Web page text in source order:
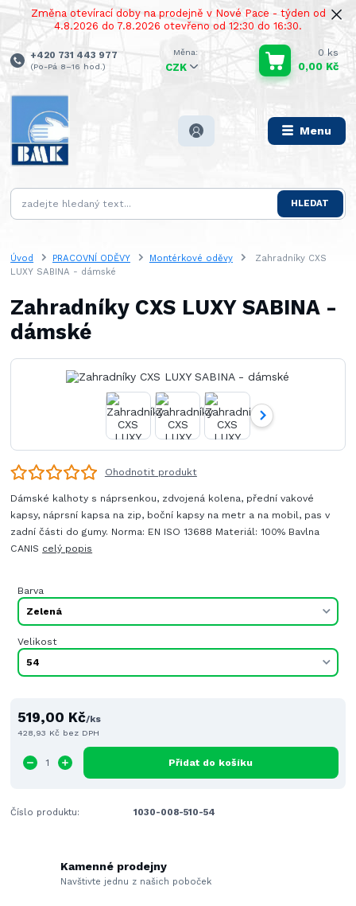
Změna otevírací doby na prodejně v Nové Pace - týden od
4.8.2026 do 7.8.2026 otevřeno od 12:30 do 16:30.
Menu
CZK
HLEDAT
+420 731 443 977
(Po-Pá 8–16 hod.)
0 ks
0,00 Kč
Úvod PRACOVNÍ ODĚVY Montérkové oděvy
Zahradníky CXS
LUXY SABINA - dámské
Zahradníky CXS LUXY SABINA -
dámské
Ohodnotit produkt
Dámské kalhoty s náprsenkou, zdvojená kolena, přední vakové
kapsy, náprsní kapsa na zip, boční kapsy na metr a na mobil, pas v
zadní části do gumy. Norma: EN ISO 13688 Materiál: 100% Bavlna
CANIS celý popis
Barva
Velikost
519,00 Kč/ks
428,93 Kč bez DPH
Přidat do košíku
Číslo produktu: 1030-008-510-54
Kamenné prodejny
Navštivte jednu z našich poboček